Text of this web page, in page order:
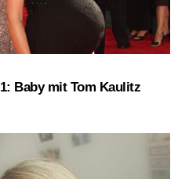
Baby mit Tom Kaulitz